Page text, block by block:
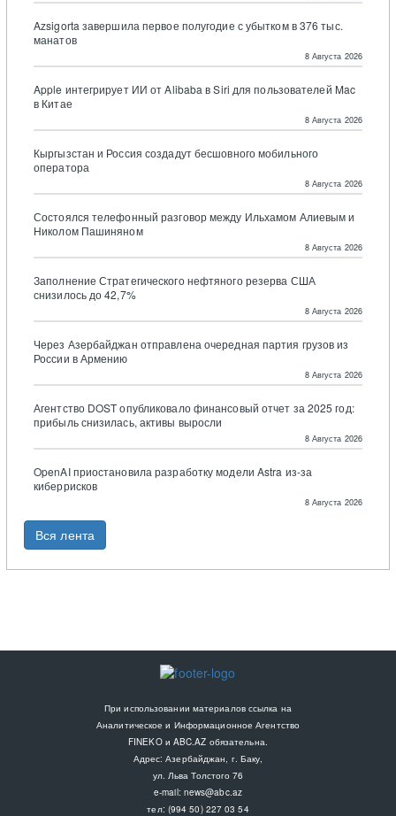
Azsigorta завершила первое полугодие с убытком в 376 тыс.
манатов
8 Августа 2026
Apple интегрирует ИИ от Alibaba в Siri для пользователей Mac
в Китае
8 Августа 2026
Кыргызстан и Россия создадут бесшовного мобильного
оператора
8 Августа 2026
Состоялся телефонный разговор между Ильхамом Алиевым и
Николом Пашиняном
8 Августа 2026
Заполнение Стратегического нефтяного резерва США
снизилось до 42,7%
8 Августа 2026
Через Азербайджан отправлена очередная партия грузов из
России в Армению
8 Августа 2026
Агентство DOST опубликовало финансовый отчет за 2025 год:
прибыль снизилась, активы выросли
8 Августа 2026
OpenAI приостановила разработку модели Astra из-за
киберрисков
8 Августа 2026
Вся лента
При использовании материалов ссылка на
Аналитическое и Информационное Агентство
FINEKO и ABC.AZ обязательна.
Адрес: Азербайджан, г. Баку,
ул. Льва Толстого 76
e-mail: news@abc.az
тел: (994 50) 227 03 54